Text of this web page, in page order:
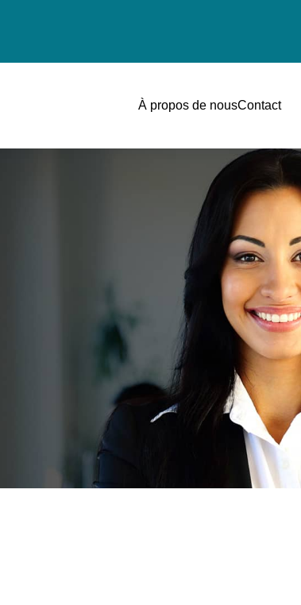
À propos de nousContact